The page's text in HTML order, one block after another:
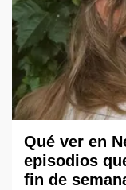
Qué ver en
episodios
fin de